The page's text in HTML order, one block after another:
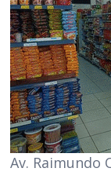
Av. Raimundo